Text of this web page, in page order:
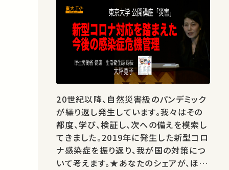
20世紀以降、自然災害級のパンデミック
が繰り返し発生しています。我々はその
都度、学び、検証し、次への備えを模索し
てきました。2019年に発生した新型コロ
ナ感染症を振り返り、我が国の対策につ
いて考えます。★あなたのシェアが、ほか